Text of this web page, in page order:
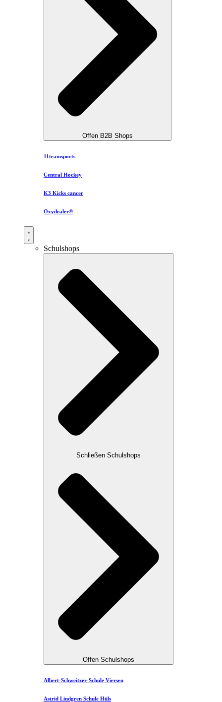
Offen B2B Shops
11teamsports
Central Hockey
K3 Kicks cancer
Oxydealer®
Schulshops
Schließen Schulshops
Offen Schulshops
Albert-Schweitzer-Schule Viersen
Astrid Lindgren Schule Hüls